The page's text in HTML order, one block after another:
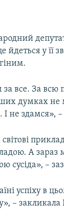
йдеться у її
все. За всю
думках не
не здамся»,
А зараз
сусіда», –
успіху в
–